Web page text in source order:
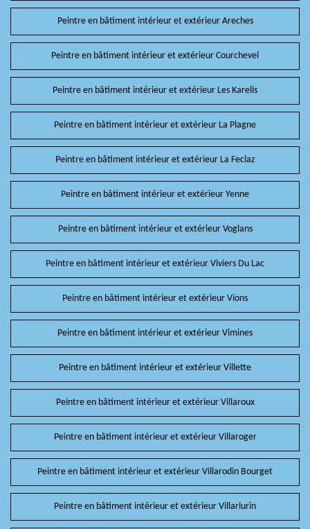
Peintre en bâtiment intérieur et extérieur Areches
Peintre en bâtiment intérieur et extérieur Courchevel
Peintre en bâtiment intérieur et extérieur Les Karelis
Peintre en bâtiment intérieur et extérieur La Plagne
Peintre en bâtiment intérieur et extérieur La Feclaz
Peintre en bâtiment intérieur et extérieur Yenne
Peintre en bâtiment intérieur et extérieur Voglans
Peintre en bâtiment intérieur et extérieur Viviers Du Lac
Peintre en bâtiment intérieur et extérieur Vions
Peintre en bâtiment intérieur et extérieur Vimines
Peintre en bâtiment intérieur et extérieur Villette
Peintre en bâtiment intérieur et extérieur Villaroux
Peintre en bâtiment intérieur et extérieur Villaroger
Peintre en bâtiment intérieur et extérieur Villarodin Bourget
Peintre en bâtiment intérieur et extérieur Villarlurin